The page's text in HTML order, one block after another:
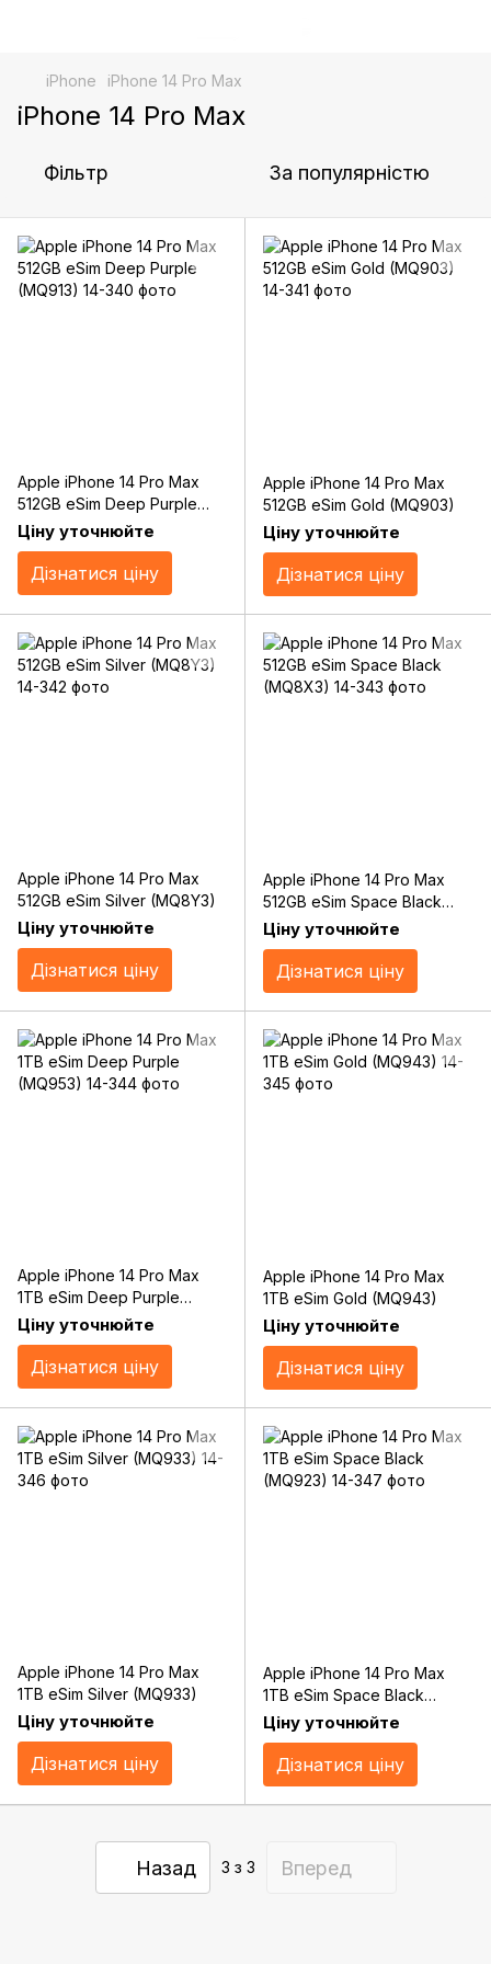
iPhone iPhone 14 Pro Max
iPhone 14 Pro Max
Фільтр За популярністю
Apple iPhone 14 Pro Max
512GB eSim Deep Purple
(MQ913)
Ціну уточнюйте
Дізнатися ціну
Apple iPhone 14 Pro Max
512GB eSim Gold (MQ903)
Ціну уточнюйте
Дізнатися ціну
Apple iPhone 14 Pro Max
512GB eSim Silver (MQ8Y3)
Ціну уточнюйте
Дізнатися ціну
Apple iPhone 14 Pro Max
512GB eSim Space Black
(MQ8X3)
Ціну уточнюйте
Дізнатися ціну
Apple iPhone 14 Pro Max
1TB eSim Deep Purple
(MQ953)
Ціну уточнюйте
Дізнатися ціну
Apple iPhone 14 Pro Max
1TB eSim Gold (MQ943)
Ціну уточнюйте
Дізнатися ціну
Apple iPhone 14 Pro Max
1TB eSim Silver (MQ933)
Ціну уточнюйте
Дізнатися ціну
Apple iPhone 14 Pro Max
1TB eSim Space Black
(MQ923)
Ціну уточнюйте
Дізнатися ціну
Назад 3 з 3 Вперед